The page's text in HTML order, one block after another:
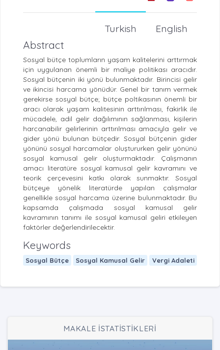
English
Turkish
Abstract
Sosyal bütçe toplumların yaşam kalitelerini arttırmak
için uygulanan önemli bir maliye politikası aracıdır.
Sosyal bütçenin iki yönü bulunmaktadır. Birincisi gelir
ve ikincisi harcama yönüdür. Genel bir tanım vermek
gerekirse sosyal bütçe; bütçe poltikasının önemli bir
aracı olarak yaşam kalitesinin arttırılması, fakirlik ile
mücadele, adil gelir dağılımının sağlanması, kişilerin
harcanabilir gelirlerinin arttırılması amacıyla gelir ve
gider yönü bulunan bütçedir. Sosyal bütçenin gider
yönünü sosyal harcamalar oluştururken gelir yönünü
sosyal kamusal gelir oluşturmaktadır. Çalışmanın
amacı literatüre sosyal kamusal gelir kavramını ve
teorik çerçevesini katkı olarak sunmaktır. Sosyal
bütçeye yönelik literatürde yapılan çalışmalar
genellikle sosyal harcama üzerine bulunmaktadır. Bu
kapsamda çalışmada sosyal kamusal gelir
kavramının tanımı ile sosyal kamusal geliri etkileyen
faktörler değerlendirilecektir.
Keywords
Sosyal Bütçe Sosyal Kamusal Gelir Vergi Adaleti
MAKALE İSTATİSTİKLERİ